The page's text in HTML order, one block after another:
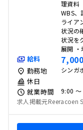
理資料
WBS、
ライア
状況の
状況を
展開
給料
勤務地 シンガ
休日
就業時間
9:00
求人掲載元Reeracoen